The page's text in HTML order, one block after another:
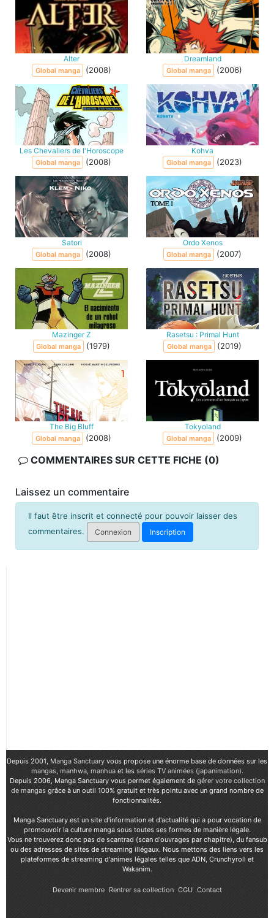
Alter
Global manga (2008)
Dreamland
Global manga (2006)
Les Chevaliers de l'Horoscope
Global manga (2008)
Kohva
Global manga (2023)
Satori
Global manga (2008)
Ordo Xenos
Global manga (2007)
Mazinger Z
Global manga (1979)
Rasetsu : Primal Hunt
Global manga (2019)
The Big Bluff
Global manga (2008)
Tokyoland
Global manga (2009)
COMMENTAIRES SUR CETTE FICHE (0)
Laissez un commentaire
Il faut être inscrit et connecté pour pouvoir laisser des
commentaires.
Connexion Inscription
Depuis 2001, Manga Sanctuary vous propose une énorme base de données sur les
mangas, manhwa, manhuaet les séries TV animées (japanimation).
Depuis 2006, Manga Sanctuary vous permet également de gérer votre collection
de mangasgrâce à un outil 100% gratuit et très pointu avec un grand nombre de
fonctionnalités.
Manga Sanctuary est un site d'information et d'actualité qui a pour vocation de
promouvoir la culture manga sous toutes ses formes de manière légale.
Vous ne trouverez donc pas de scantrad (scan d'ouvrages par chapitre), du fansub
ou des adresses de sites de streaming illégaux. Nous mettons des liens vers les
plateformes de streaming d'animes légales telles que ADN, Crunchyroll et
Wakanim.
Devenir membre Rentrer sa collection CGU Contact